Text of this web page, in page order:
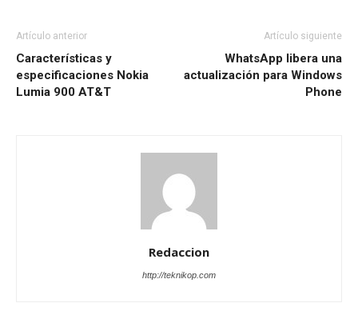
Artículo anterior
Características y
especificaciones Nokia
Lumia 900 AT&T
Artículo siguiente
WhatsApp libera una
actualización para Windows
Phone
Redaccion
http://teknikop.com